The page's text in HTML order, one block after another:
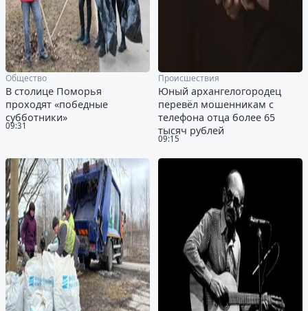
09:31
Общество
В столице Поморья
проходят «победные
субботники»
09:15
Происшествия
Юный архангелогородец
перевёл мошенникам с
телефона отца более 65
тысяч рублей